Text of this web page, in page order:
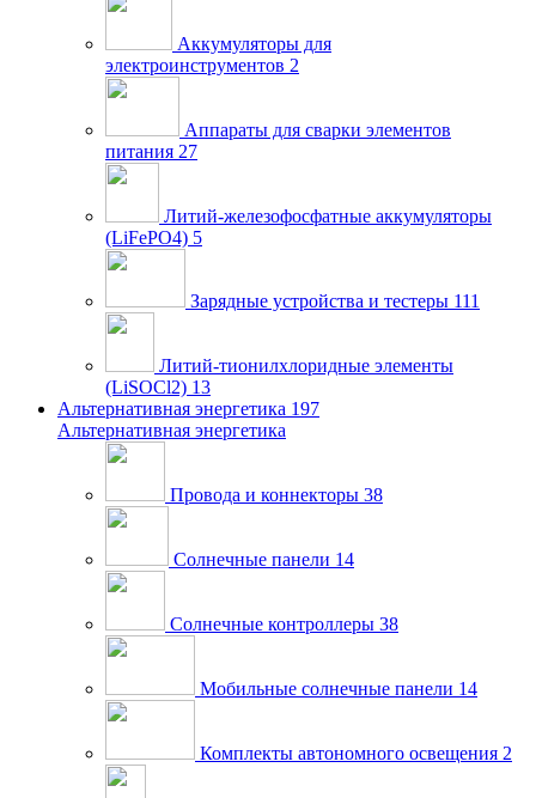
Аккумуляторы для
электроинструментов 2
Аппараты для сварки элементов
питания 27
Литий-железофосфатные аккумуляторы
(LiFePO4) 5
Зарядные устройства и тестеры 111
Литий-тионилхлоридные элементы
(LiSOCl2) 13
Альтернативная энергетика 197
Альтернативная энергетика
Провода и коннекторы 38
Солнечные панели 14
Солнечные контроллеры 38
Мобильные солнечные панели 14
Комплекты автономного освещения 2